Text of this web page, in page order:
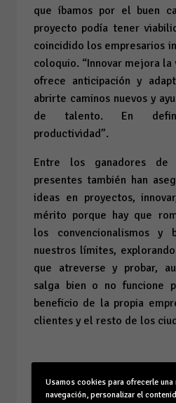
que íbamos por el buen
proyecto podía tener
coincidido los empresarios
coloquio. “Innovar mejora
ofrece anticipación y
abrirte caminos nuevos y
de talento. En
productividad”.
Entre los ganadores de
presentes también han
ideas en proyectos,
mérito porque hay que
los convencionalismos y
nuestros límites,
que atreverse y probar,
salga bien o no funcione
beneficio de la propia
clientes y el resto de los
Capacidad de
resultados
Usamos cookies para ofrecerle
navegación, personalizar el